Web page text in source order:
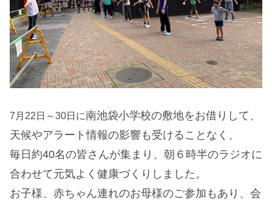
7月22日～30日に南池袋小学校の敷地をお借りして、
天候やアラート情報の影響も受けることなく、
毎日約40名の皆さんが集まり、朝６時半のラジオに
合わせて元気よく健康づくりしました。
お子様、赤ちゃん連れのお母様のご参加もあり、会